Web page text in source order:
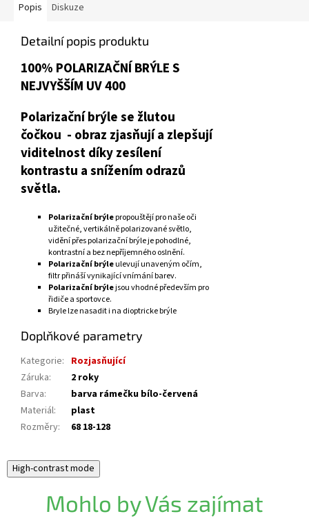
Popis Diskuze
Detailní popis produktu
100% POLARIZAČNÍ BRÝLE S
NEJVYŠŠÍM UV 400
Polarizační brýle se žlutou
čočkou - obraz zjasňují a zlepšují
viditelnost díky zesílení
kontrastu a snížením odrazů
světla.
Polarizační brýlepropouštějí pro naše oči
užitečné, vertikálně polarizované světlo,
vidění přes polarizační brýle je pohodlné,
kontrastní a bez nepříjemného oslnění.
Polarizační brýleulevují unaveným očím,
filtr přináší vynikající vnímání barev.
Polarizační brýlejsou vhodné především pro
řidiče a sportovce.
Bryle lze nasadit i na dioptricke brýle
Doplňkové parametry
Kategorie: Rozjasňující
Záruka:
2 roky
Barva:
barva rámečku bílo-červená
Materiál:
plast
Rozměry: 68 18-128
High-contrast mode
Mohlo by Vás zajímat